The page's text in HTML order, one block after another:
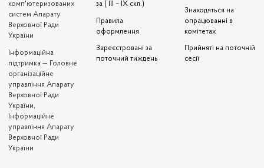
комп'ютеризованих
систем Апарату
Верховної Ради
України
Iнформаційна
підтримка — Головне
організаційне
управління Апарату
Верховної Ради
України,
Інформаційне
управління Апарату
Верховної Ради
України
за ( III – IX скл.)
Правила
оформлення
Зареєстровані за
поточний тиждень
Знаходяться на
опрацюванні в
комітетах
Прийняті на поточній
сесії